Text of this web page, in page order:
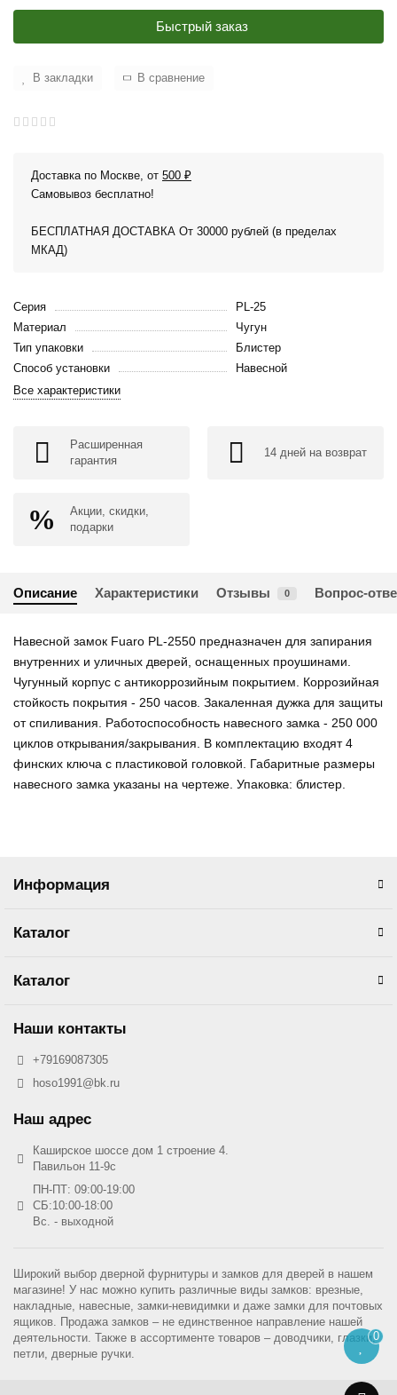
Быстрый заказ
В закладки В сравнение
Доставка по Москве, от 500 ₽
Самовывоз бесплатно!
БЕСПЛАТНАЯ ДОСТАВКА От 30000 рублей (в пределах
МКАД)
Серия
PL-25
Материал
Чугун
Тип упаковки
Блистер
Способ установки
Навесной
Все характеристики
Расширенная
гарантия
14 дней на возврат
Акции, скидки,
подарки
Описание Характеристики Отзывы 0 Вопрос-
Навесной замок Fuaro PL-2550 предназначен для запирания
внутренних и уличных дверей, оснащенных проушинами.
Чугунный корпус с антикоррозийным покрытием. Коррозийная
стойкость покрытия - 250 часов. Закаленная дужка для защиты
от спиливания. Работоспособность навесного замка - 250 000
циклов открывания/закрывания. В комплектацию входят 4
финских ключа с пластиковой головкой. Габаритные размеры
навесного замка указаны на чертеже. Упаковка: блистер.
Информация
Каталог
Каталог
Наши контакты
+79169087305
hoso1991@bk.ru
Наш адрес
Каширское шоссе дом 1 строение 4.
Павильон 11-9с
ПН-ПТ: 09:00-19:00
СБ:10:00-18:00
Вс. - выходной
Широкий выбор дверной фурнитуры и замков для дверей в нашем
магазине! У нас можно купить различные виды замков: врезные,
накладные, навесные, замки-невидимки и даже замки для почтовых
ящиков. Продажа замков – не единственное направление нашей
деятельности. Также в ассортименте товаров – доводчики, глазки,
петли, дверные ручки.
0